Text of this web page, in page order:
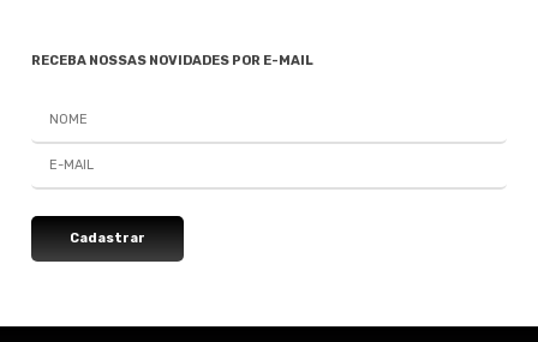
RECEBA NOSSAS NOVIDADES POR E-MAIL